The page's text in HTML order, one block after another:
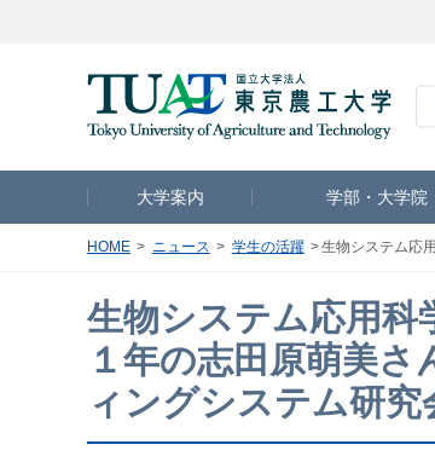
大学案内 学部・大学院
HOME ニュース 学生の活躍 生物システム応
生物システム応用科
１年の志田原萌美
ィングシステム研